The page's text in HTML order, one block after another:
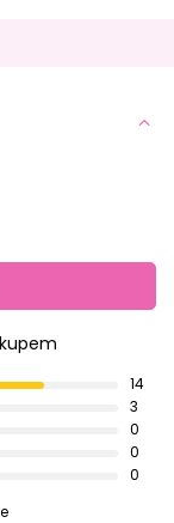
14
3
0
0
0